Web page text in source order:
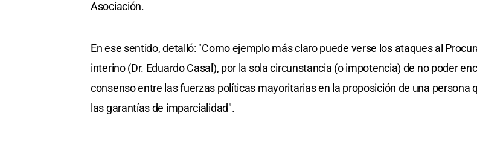
Asociación.
En ese sentido, detalló: "Como ejemplo más claro puede verse los ataques al
interino (Dr. Eduardo Casal), por la sola circunstancia (o impotencia) de no poder
consenso entre las fuerzas políticas mayoritarias en la proposición de una persona
las garantías de imparcialidad".